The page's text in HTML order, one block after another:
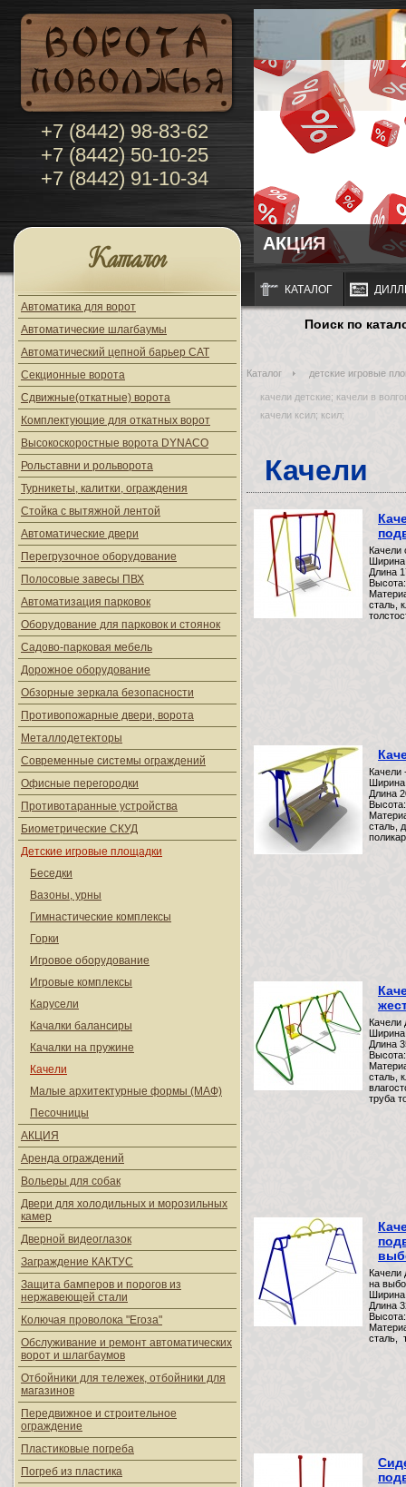
+7 (8442) 98-83-62
+7 (8442) 50-10-25
+7 (8442) 91-10-34
АКЦИЯ
Каталог
Автоматика для ворот
Автоматические шлагбаумы
Автоматический цепной барьер CAT
Секционные ворота
Сдвижные(откатные) ворота
Комплектующие для откатных ворот
Высокоскоростные ворота DYNACO
Рольставни и рольворота
Турникеты, калитки, ограждения
Стойка с вытяжной лентой
Автоматические двери
Перегрузочное оборудование
Полосовые завесы ПВХ
Автоматизация парковок
Оборудование для парковок и стоянок
Садово-парковая мебель
Дорожное оборудование
Обзорные зеркала безопасности
Противопожарные двери, ворота
Металлодетекторы
Современные системы ограждений
Офисные перегородки
Противотаранные устройства
Биометрические СКУД
Детские игровые площадки
Беседки
Вазоны, урны
Гимнастические комплексы
Горки
Игровое оборудование
Игровые комплексы
Карусели
Качалки балансиры
Качалки на пружине
Качели
Малые архитектурные формы (МАФ)
Песочницы
АКЦИЯ
Аренда ограждений
Вольеры для собак
Двери для холодильных и морозильных
камер
Дверной видеоглазок
Заграждение КАКТУС
Защита бамперов и порогов из
нержавеющей стали
Колючая проволока "Егоза"
Обслуживание и ремонт автоматических
ворот и шлагбаумов
Отбойники для тележек, отбойники для
магазинов
Передвижное и строительное
ограждение
Пластиковые погреба
Погреб из пластика
КАТАЛОГ
Поиск по
Каталог детские игровые
качели детские; качели в
качели ксил; ксил;
Качели
Качели
Длина
сталь,
Качели
Длина
сталь,
Качели
Длина
сталь,
труба
Качели
на
Длина
сталь,